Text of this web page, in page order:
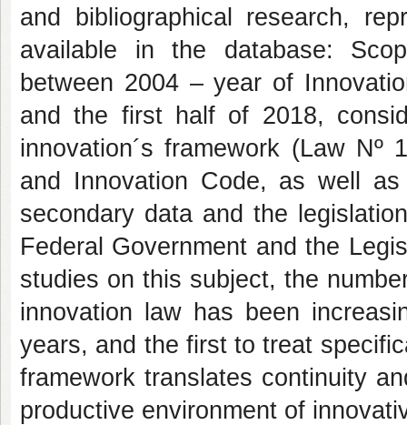
and bibliographical research,
available in the database:
between 2004 – year of
and the first half of 2018,
innovation´s framework (Law Nº
and Innovation Code, as well
secondary data and the
Federal Government and the
studies on this subject, the
innovation law has been
years, and the first to treat
framework translates continuity
productive environment of